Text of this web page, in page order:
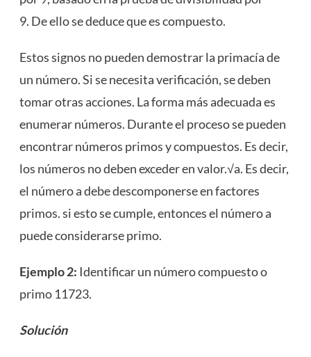
9. De ello se deduce que es compuesto.
Estos signos no pueden demostrar la primacía de
un número. Si se necesita verificación, se deben
tomar otras acciones. La forma más adecuada es
enumerar números. Durante el proceso se pueden
encontrar números primos y compuestos. Es decir,
los números no deben exceder en valor.√a. Es decir,
el número a debe descomponerse en factores
primos. si esto se cumple, entonces el número a
puede considerarse primo.
Ejemplo 2: Identificar un número compuesto o
primo 11723.
Solución